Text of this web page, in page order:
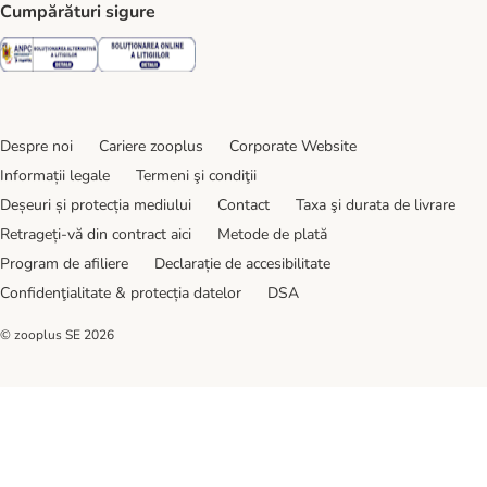
Cumpărături sigure
Security Security
Despre noi Cariere zooplus
Corporate Website
Informații legale
Termeni şi condiţii
Deșeuri și protecția mediului
Contact
Taxa şi durata de livrare
Retrageți-vă din contract aici
Metode de plată
Program de afiliere
Declarație de accesibilitate
Confidenţialitate & protecția datelor
DSA
© zooplus SE 2026